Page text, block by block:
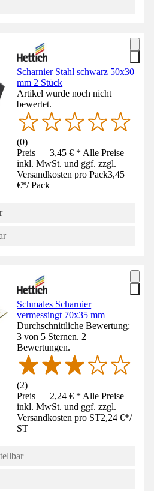
Scharnier Stahl schwarz 50x30
mm 2 Stück
Artikel wurde noch nicht
bewertet.
(0)
Preis — 3,45 € * Alle Preise
inkl. MwSt. und ggf. zzgl.
Versandkosten pro Pack3,45
€*/ Pack
Schmales Scharnier
vermessingt 70x35 mm
Durchschnittliche Bewertung:
3 von 5 Sternen. 2
Bewertungen.
(2)
Preis — 2,24 € * Alle Preise
inkl. MwSt. und ggf. zzgl.
Versandkosten pro ST2,24 €*/
ST